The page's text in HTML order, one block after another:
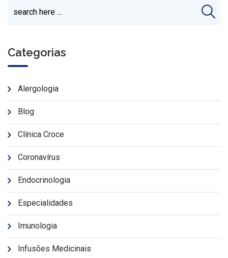
Categorias
Alergologia
Blog
Clínica Croce
Coronavírus
Endocrinologia
Especialidades
Imunologia
Infusões Medicinais